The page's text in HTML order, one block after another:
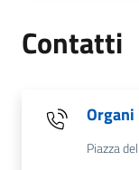
Contatti
Piazza